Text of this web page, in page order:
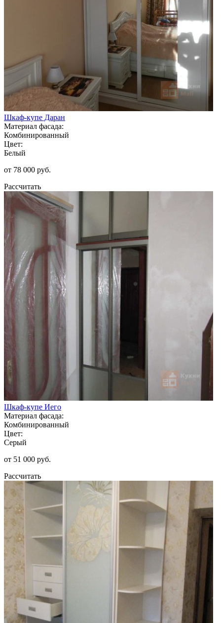
Шкаф-купе Даран
Материал фасада:
Комбинированный
Цвет:
Белый
от 78 000 руб.
Рассчитать
Шкаф-купе Иего
Материал фасада:
Комбинированный
Цвет:
Серый
от 51 000 руб.
Рассчитать